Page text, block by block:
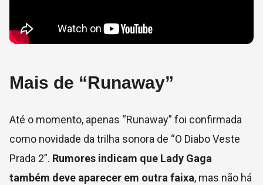
Mais de “Runaway”
Até o momento, apenas “Runaway” foi confirmada
como novidade da trilha sonora de “O Diabo Veste
Prada 2”. Rumores indicam que Lady Gaga
também deve aparecer em outra faixa, mas não há